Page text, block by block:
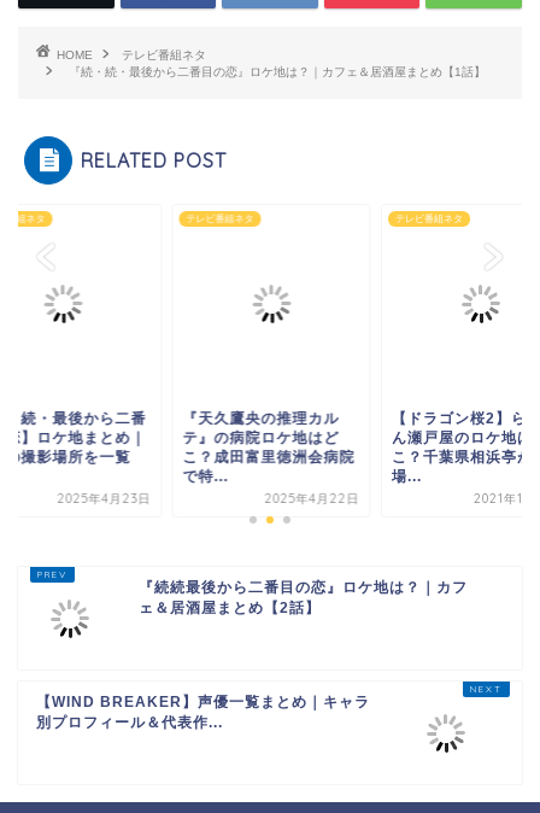
HOME
テレビ番組ネタ
『続・続・最後から二番目の恋』ロケ地は？｜カフェ＆居酒屋まとめ【1話】
RELATED POST
番組ネタ
・続・最後から二番
恋】ロケ地まとめ｜
の撮影場所を一覧
2025年4月23日
テレビ番組ネタ
『天久鷹央の推理カル
テ』の病院ロケ地はど
こ？成田富里徳洲会病院
で特...
2025年4月22日
テレビ番組ネタ
【ドラゴン桜2】ら
ん瀬戸屋のロケ地は
こ？千葉県相浜亭が
場...
2021年11
『続続最後から二番目の恋』ロケ地は？｜カフ
ェ＆居酒屋まとめ【2話】
【WIND BREAKER】声優一覧まとめ｜キャラ
別プロフィール＆代表作...